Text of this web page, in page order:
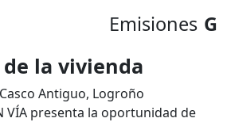
Emisiones G
la vivienda
Antiguo, Logroño
VÍA presenta la oportunidad de